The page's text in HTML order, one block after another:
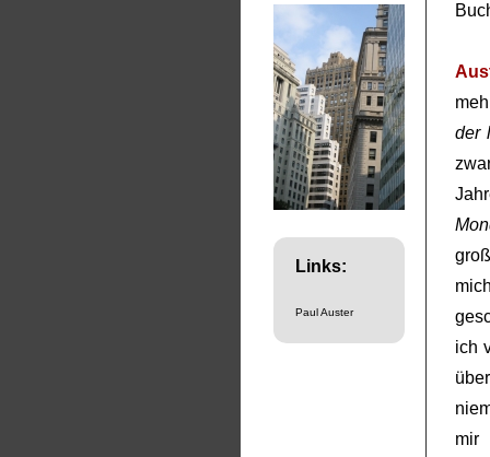
Links:
Paul Auster
der
ich
mir